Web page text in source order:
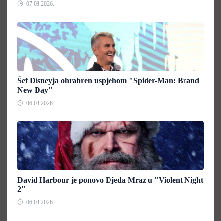
07.08.2026.
Šef Disneyja ohrabren uspjehom "Spider-Man: Brand
New Day"
06.08.2026.
David Harbour je ponovo Djeda Mraz u "Violent Night
2"
06.08.2026.